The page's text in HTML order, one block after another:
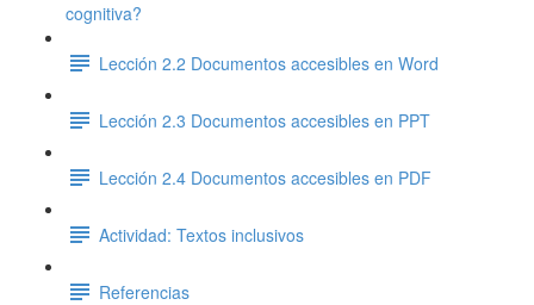
cognitiva?
Lección 2.2 Documentos accesibles en Word
Lección 2.3 Documentos accesibles en PPT
Lección 2.4 Documentos accesibles en PDF
Actividad: Textos inclusivos
Referencias